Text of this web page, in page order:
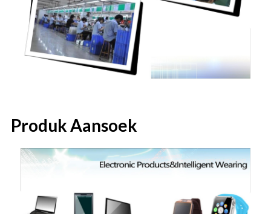
Produk Aansoek